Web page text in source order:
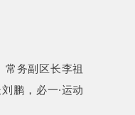
常务副区长李祖
，必一·运动